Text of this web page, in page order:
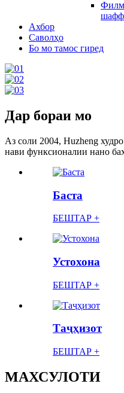
Ахбор
Саволҳо
Бо мо тамос гиред
Дар бораи мо
Аз соли 2004, Huzheng
нави функсионалии нано
Баста
БЕШТАР +
Устохона
БЕШТАР +
Таҷҳизот
БЕШТАР +
МАХСУЛОТИ